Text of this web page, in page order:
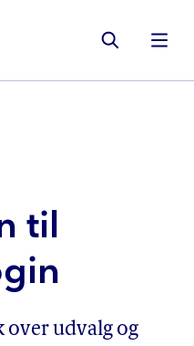
til
over udvalg og